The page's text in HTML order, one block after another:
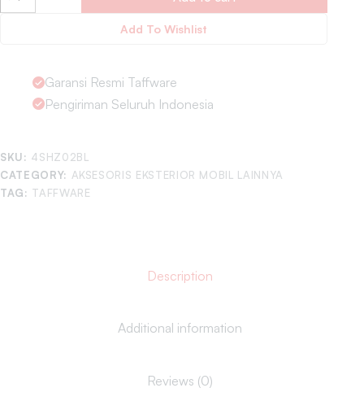
Add To Wishlist
Garansi Resmi Taffware
Pengiriman Seluruh Indonesia
SKU: 4SHZ02BL
CATEGORY: AKSESORIS EKSTERIOR MOBIL LAINNYA
TAG: TAFFWARE
Description
Additional information
Reviews (0)